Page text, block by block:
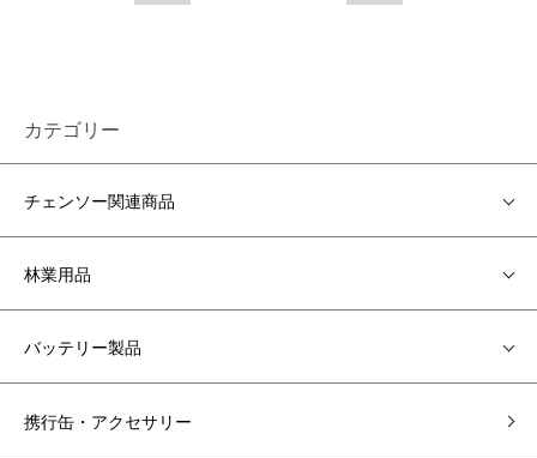
カテゴリー
チェンソー関連商品
林業用品
バッテリー製品
携行缶・アクセサリー